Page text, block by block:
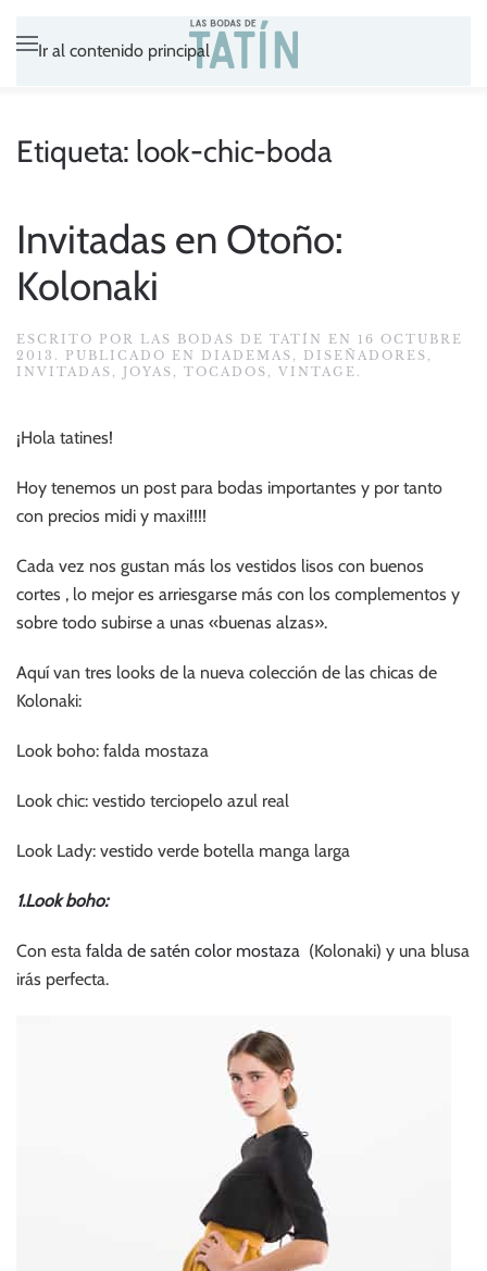
Ir al contenido principal
Etiqueta: look-chic-boda
Invitadas en Otoño:
Kolonaki
ESCRITO POR LAS BODAS DE TATÍN EN 16 OCTUBRE
2013 . PUBLICADO EN DIADEMAS , DISEÑADORES ,
INVITADAS , JOYAS , TOCADOS , VINTAGE .
¡Hola tatines!
Hoy tenemos un post para bodas importantes y por tanto
con precios midi y maxi!!!!
Cada vez nos gustan más los vestidos lisos con buenos
cortes , lo mejor es arriesgarse más con los complementos y
sobre todo subirse a unas «buenas alzas».
Aquí van tres looks de la nueva colección de las chicas de
Kolonaki:
Look boho: falda mostaza
Look chic: vestido terciopelo azul real
Look Lady: vestido verde botella manga larga
1.Look boho:
Con esta falda de satén color mostaza (Kolonaki) y una blusa
irás perfecta.